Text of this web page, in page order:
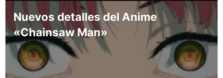
Nuevos detalles del Anime
«Chainsaw Man»